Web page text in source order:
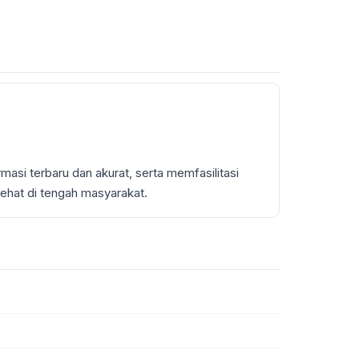
terbaru dan akurat, serta memfasilitasi
di tengah masyarakat.